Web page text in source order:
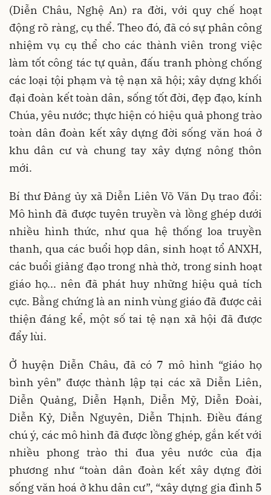
(Diễn Châu, Nghệ An) ra đời, với quy chế hoạt
động rõ ràng, cụ thể. Theo đó, đã có sự phân công
nhiệm vụ cụ thể cho các thành viên trong việc
làm tốt công tác tự quản, đấu tranh phòng chống
các loại tội phạm và tệ nạn xã hội; xây dựng khối
đại đoàn kết toàn dân, sống tốt đời, đẹp đạo, kính
Chúa, yêu nước; thực hiện có hiệu quả phong trào
toàn dân đoàn kết xây dựng đời sống văn hoá ở
khu dân cư và chung tay xây dựng nông thôn
mới.
Bí thư Đảng ủy xã Diễn Liên Võ Văn Dụ trao đổi:
Mô hình đã được tuyên truyền và lồng ghép dưới
nhiều hình thức, như qua hệ thống loa truyền
thanh, qua các buổi họp dân, sinh hoạt tổ ANXH,
các buổi giảng đạo trong nhà thờ, trong sinh hoạt
giáo họ... nên đã phát huy những hiệu quả tích
cực. Bằng chứng là an ninh vùng giáo đã được cải
thiện đáng kể, một số tai tệ nạn xã hội đã được
đẩy lùi.
Ở huyện Diễn Châu, đã có 7 mô hình “giáo họ
bình yên” được thành lập tại các xã Diễn Liên,
Diễn Quảng, Diễn Hạnh, Diễn Mỹ, Diễn Đoài,
Diễn Kỷ, Diễn Nguyên, Diễn Thịnh. Điều đáng
chú ý, các mô hình đã được lồng ghép, gắn kết với
nhiều phong trào thi đua yêu nước của địa
phương như “toàn dân đoàn kết xây dựng đời
sống văn hoá ở khu dân cư”, “xây dựng gia đình 5